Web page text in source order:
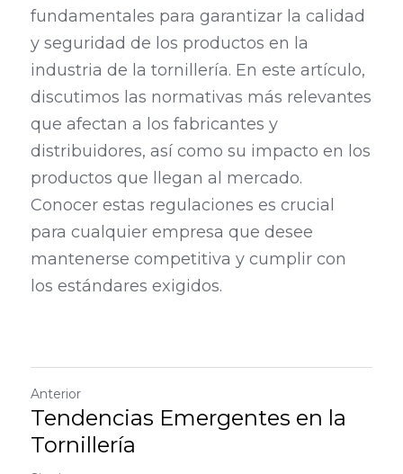
fundamentales para garantizar la calidad
y seguridad de los productos en la
industria de la tornillería. En este artículo,
discutimos las normativas más relevantes
que afectan a los fabricantes y
distribuidores, así como su impacto en los
productos que llegan al mercado.
Conocer estas regulaciones es crucial
para cualquier empresa que desee
mantenerse competitiva y cumplir con
los estándares exigidos.
Anterior
Tendencias Emergentes en la
Tornillería